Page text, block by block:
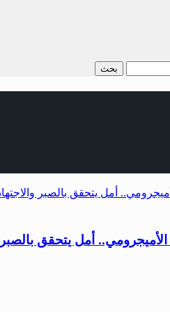
أمل يتحقق بالصبر